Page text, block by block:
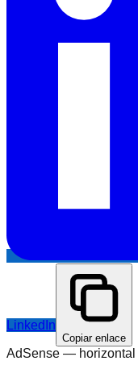
LinkedIn
Copiar enlace
AdSense — horizontal